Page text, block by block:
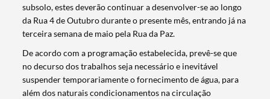
subsolo, estes deverão continuar a desenvolver-se ao longo
da Rua 4 de Outubro durante o presente mês, entrando já na
terceira semana de maio pela Rua da Paz.
De acordo com a programação estabelecida, prevê-se que
no decurso dos trabalhos seja necessário e inevitável
suspender temporariamente o fornecimento de água, para
além dos naturais condicionamentos na circulação